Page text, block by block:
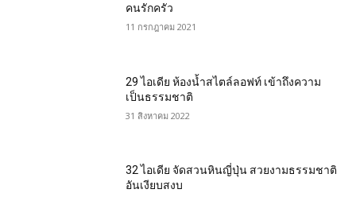
คนรักครัว
11 กรกฎาคม 2021
29 ไอเดีย ห้องน้ำสไตล์ลอฟท์ เข้าถึงความ
เป็นธรรมชาติ
31 สิงหาคม 2022
32 ไอเดีย จัดสวนหินญี่ปุ่น สวยงามธรรมชาติ
อันเงียบสงบ